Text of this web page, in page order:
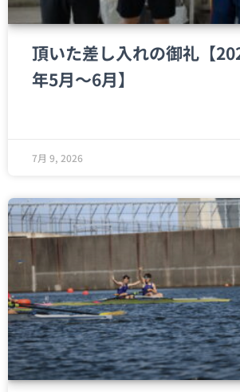
頂いた差し入れの御礼【
年5月～6月】
7月 9, 2026